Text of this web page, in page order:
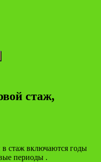
стаж,
в стаж включаются годы
периоды .